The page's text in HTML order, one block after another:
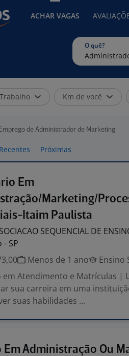
ACHAR VAGAS
O quê?
Km de você
de Administrador de Marketing
Recentes Próximas
Em
Marketing/
Itaim Paulista
SEQUENCIAL DE
- SP
Menos de 1 ano Ensino
em Atendimento e Matrículas |
sua carreira em uma
suas habilidades ...
Em Administração Ou